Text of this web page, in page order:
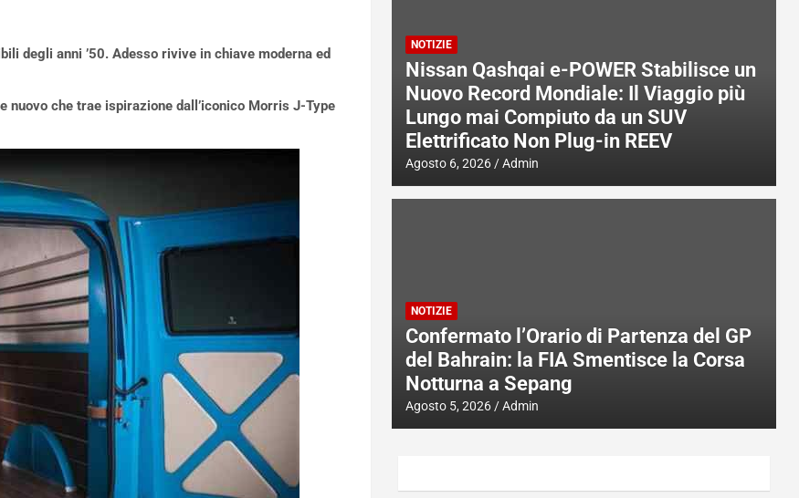
degli anni ’50. Adesso rivive in chiave moderna ed
nuovo che trae ispirazione dall’iconico Morris J-Type
NOTIZIE
Nissan Qashqai e-POWER Stabilisce un
Nuovo Record Mondiale: Il Viaggio più
Lungo mai Compiuto da un SUV
Elettrificato Non Plug-in REEV
Agosto 6, 2026 Admin
NOTIZIE
Confermato l’Orario di Partenza del GP
del Bahrain: la FIA Smentisce la Corsa
Notturna a Sepang
Agosto 5, 2026 Admin